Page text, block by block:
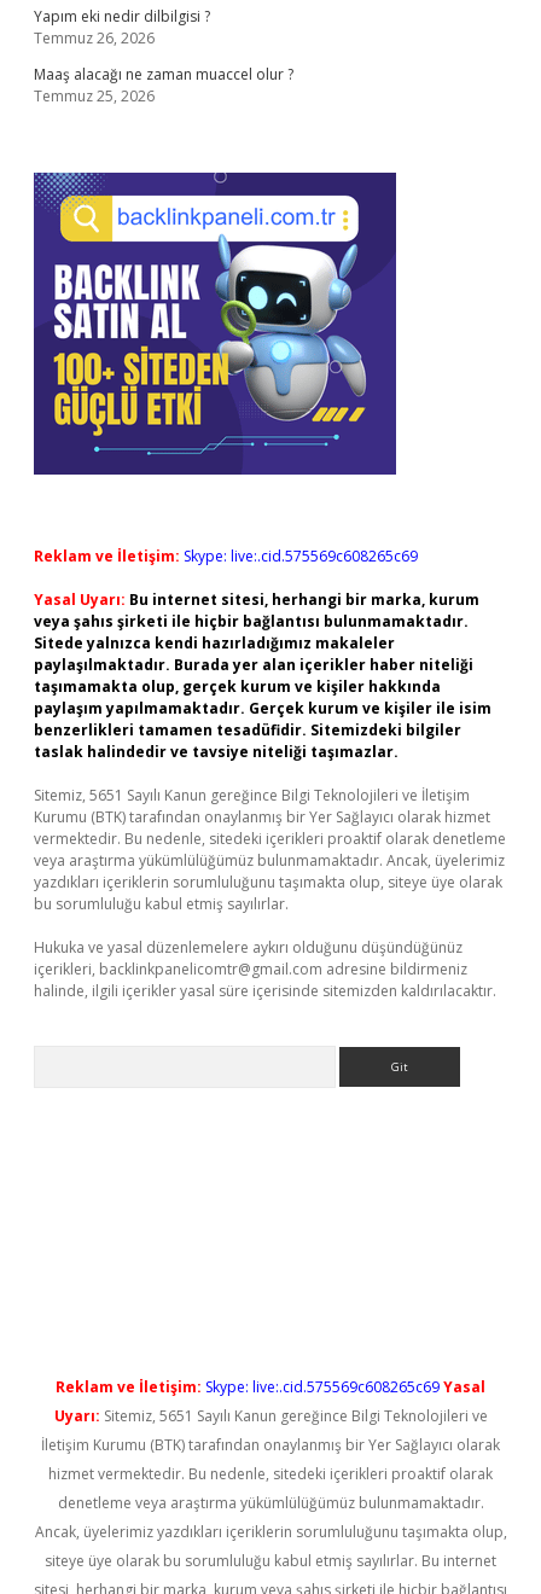
Yapım eki nedir dilbilgisi ?
Temmuz 26, 2026
Maaş alacağı ne zaman muaccel olur ?
Temmuz 25, 2026
Reklam ve İletişim: Skype: live:.cid.575569c608265c69
Yasal Uyarı: Bu internet sitesi, herhangi bir marka, kurum
veya şahıs şirketi ile hiçbir bağlantısı bulunmamaktadır.
Sitede yalnızca kendi hazırladığımız makaleler
paylaşılmaktadır. Burada yer alan içerikler haber niteliği
taşımamakta olup, gerçek kurum ve kişiler hakkında
paylaşım yapılmamaktadır. Gerçek kurum ve kişiler ile isim
benzerlikleri tamamen tesadüfidir. Sitemizdeki bilgiler
taslak halindedir ve tavsiye niteliği taşımazlar.
Sitemiz, 5651 Sayılı Kanun gereğince Bilgi Teknolojileri ve İletişim
Kurumu (BTK) tarafından onaylanmış bir Yer Sağlayıcı olarak hizmet
vermektedir. Bu nedenle, sitedeki içerikleri proaktif olarak denetleme
veya araştırma yükümlülüğümüz bulunmamaktadır. Ancak, üyelerimiz
yazdıkları içeriklerin sorumluluğunu taşımakta olup, siteye üye olarak
bu sorumluluğu kabul etmiş sayılırlar.
Hukuka ve yasal düzenlemelere aykırı olduğunu düşündüğünüz
içerikleri, backlinkpanelicomtr@gmail.com adresine bildirmeniz
halinde, ilgili içerikler yasal süre içerisinde sitemizden kaldırılacaktır.
Reklam ve İletişim: Skype: live:.cid.575569c608265c69Yasal
Uyarı: Sitemiz, 5651 Sayılı Kanun gereğince Bilgi Teknolojileri ve
İletişim Kurumu (BTK) tarafından onaylanmış bir Yer Sağlayıcı olarak
hizmet vermektedir. Bu nedenle, sitedeki içerikleri proaktif olarak
denetleme veya araştırma yükümlülüğümüz bulunmamaktadır.
Ancak, üyelerimiz yazdıkları içeriklerin sorumluluğunu taşımakta olup,
siteye üye olarak bu sorumluluğu kabul etmiş sayılırlar. Bu internet
sitesi, herhangi bir marka, kurum veya şahıs şirketi ile hiçbir bağlantısı